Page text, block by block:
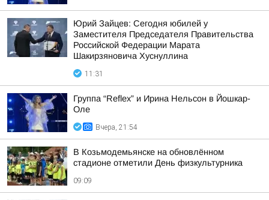
Юрий Зайцев: Сегодня юбилей у
Заместителя Председателя Правительства
Российской Федерации Марата
Шакирзяновича Хуснуллина
11:31
Группа “Reflex” и Ирина Нельсон в Йошкар-
Оле
Вчера, 21:54
В Козьмодемьянске на обновлённом
стадионе отметили День физкультурника
09:09